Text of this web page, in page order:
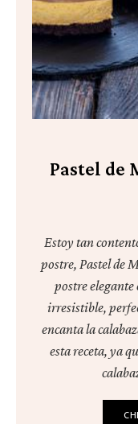
Pastel de
Estoy tan
postre, Pastel de
postre elegante
irresistible,
encanta la
esta receta, ya